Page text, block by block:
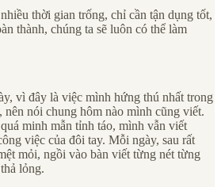
thời gian trống, chỉ cần tận dụng tốt,
thành, chúng ta sẽ luôn có thể làm
vì đây là việc mình hứng thú nhất trong
nói chung hôm nào mình cũng viết.
minh mẫn tỉnh táo, mình vẫn viết
việc của đôi tay. Mỗi ngày, sau rất
mỏi, ngồi vào bàn viết từng nét từng
lỏng.